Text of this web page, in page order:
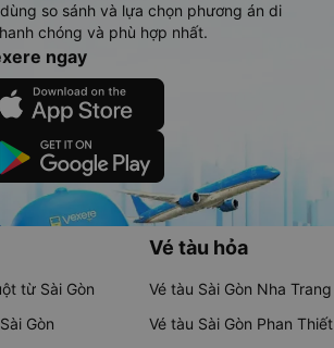
so sánh và lựa chọn phương án di
chóng và phù hợp nhất.
ngay
từ Sài Gòn
Gòn
Vé tàu hỏa
Vé tàu Sài Gòn Nha Trang
Vé tàu Sài Gòn Phan Thiết